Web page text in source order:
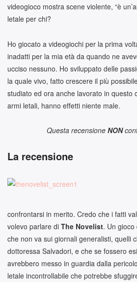
videogioco mostra scene violente, “è
letale per chi?
Ho giocato a videogiochi per la prima
inadatti per la mia età da quando ne
ucciso nessuno. Ho sviluppato delle
la quale vivo, fatto crescere il più
studiato ed ora anche lavorato in questo
armi letali, hanno effetti niente male.
Questa recensione NON
La recensione
confrontarsi in merito. Credo che i fatti
volevo parlare di The Novelist. Un gioco
che non va sui giornali generalisti, quelli
dottoressa Salvadori, e che se fossero
avrebbero messo in guardia dalla
letale incontrollabile che potrebbe